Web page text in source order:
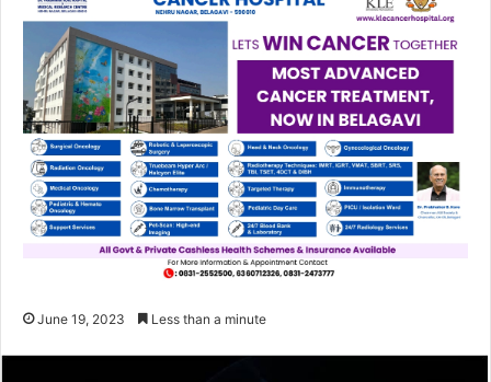
June 19, 2023 Less than a minute